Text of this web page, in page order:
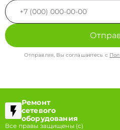
Отправляя, Вы соглашаетесь с
Ремонт
сетевого
оборудования
Все правы защищены (с)